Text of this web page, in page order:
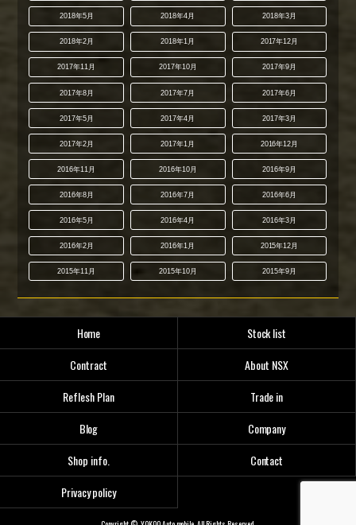
2018年5月 2018年4月 2018年3月
2018年2月 2018年1月 2017年12月
2017年11月 2017年10月 2017年9月
2017年8月 2017年7月 2017年6月
2017年5月 2017年4月 2017年3月
2017年2月 2017年1月 2016年12月
2016年11月 2016年10月 2016年9月
2016年8月 2016年7月 2016年6月
2016年5月 2016年4月 2016年3月
2016年2月 2016年1月 2015年12月
2015年11月 2015年10月 2015年9月
Home
Stock list
Contract
About NSX
Reflesh Plan
Trade in
Blog
Company
Shop info.
Contact
Privacy policy